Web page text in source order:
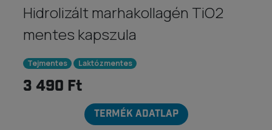
Hidrolizált marhakollagén TiO2
mentes kapszula
Tejmentes Laktózmentes
3 490 Ft
TERMÉK ADATLAP